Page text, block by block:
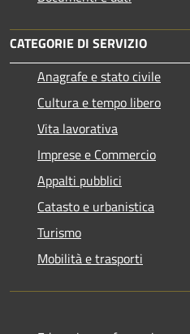
CATEGORIE DI SERVIZIO
Anagrafe e stato civile
Cultura e tempo libero
Vita lavorativa
Imprese e Commercio
Appalti pubblici
Catasto e urbanistica
Turismo
Mobilità e trasporti